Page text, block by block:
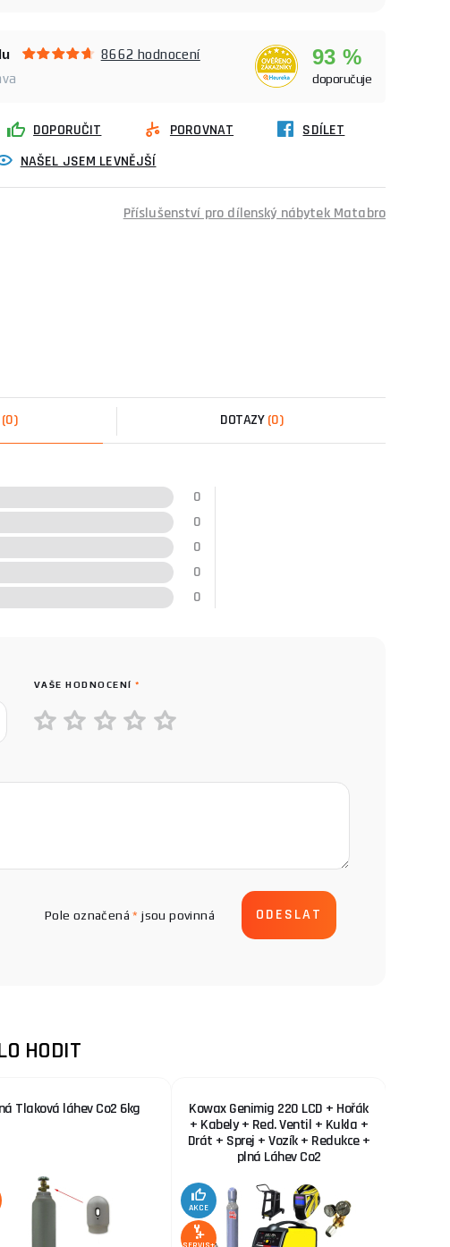
8662 hodnocení
93 %
doporučuje
DOPORUČIT POROVNAT
SDÍLET
NAŠEL JSEM LEVNĚJŠÍ
Příslušenství pro dílenský nábytek Matabro
(0) DOTAZY (0)
0
0
0
0
0
VAŠE HODNOCENÍ*
Pole označená* jsou povinná
HODIT
Tlaková láhev Co2 6kg
Kowax Genimig 220 LCD + Hořák
+ Kabely + Red. Ventil + Kukla +
Drát + Sprej + Vozík + Redukce +
plná Láhev Co2
AKCE